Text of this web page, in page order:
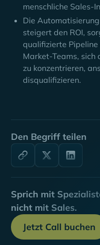
Den Begriff teilen
Sprich mit
nicht mit Sales.
Jetzt Call buchen
menschliche Sales-
Die
steigert den ROI,
qualifizierte
Market-Teams, sich
zu konzentrieren,
disqualifizieren.